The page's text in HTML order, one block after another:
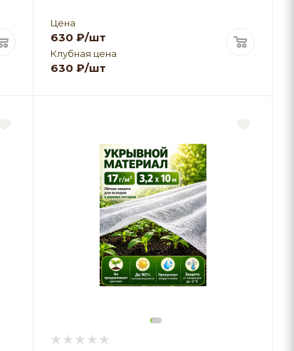
Цена
630 ₽/шт
Клубная цена
630 ₽/шт